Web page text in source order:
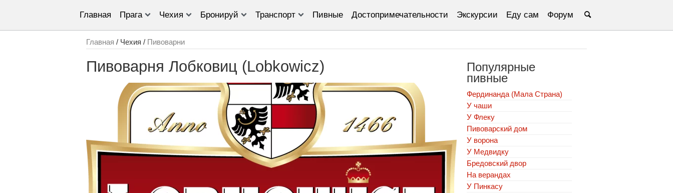
Главная Прага Чехия Бронируй Транспорт Пивные Достопримечательности Экскурсии Еду сам Форум
Главная / Чехия / Пивоварни
Пивоварня Лобковиц (Lobkowicz)
Популярные
пивные
Фердинанда (Мала Страна)
У чаши
У Флеку
Пивоварский дом
У ворона
У Медвидку
Бредовский двор
На верандах
У Пинкасу